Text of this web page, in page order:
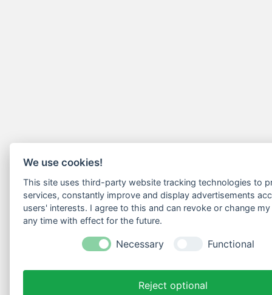
We use cookies!
This site uses third-party website tracking technologies to
services, constantly improve and display advertisements
users' interests. I agree to this and can revoke or change
any time with effect for the future.
Necessary Functional
Reject optional